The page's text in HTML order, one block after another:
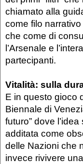
chiamato alla
come filo
che come di
l’Arsenale e
partecipanti.
Vitalità: sulla
E in questo gioco
Biennale di
futuro” dove
additata come
delle Nazioni che
invece rivivere